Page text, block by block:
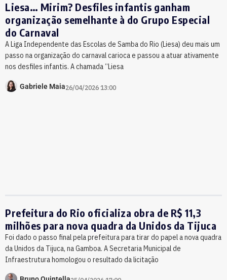
Liesa… Mirim? Desfiles infantis ganham
organização semelhante à do Grupo Especial
do Carnaval
A Liga Independente das Escolas de Samba do Rio (Liesa) deu mais um
passo na organização do carnaval carioca e passou a atuar ativamente
nos desfiles infantis. A chamada “Liesa
Gabriele Maia26/04/2026 13:00
Prefeitura do Rio oficializa obra de R$ 11,3
milhões para nova quadra da Unidos da Tijuca
Foi dado o passo final pela prefeitura para tirar do papel a nova quadra
da Unidos da Tijuca, na Gamboa. A Secretaria Municipal de
Infraestrutura homologou o resultado da licitação